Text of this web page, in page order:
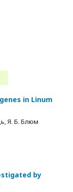
in Linum
Я. Б. Блюм
by